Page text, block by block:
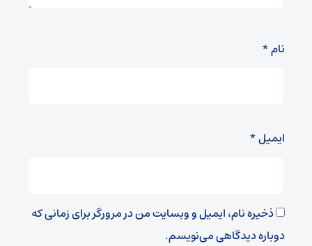
نام*
ایمیل*
ذخیره نام، ایمیل و وبسایت من در مرورگر برای زمانی که
دوباره دیدگاهی می‌نویسم.